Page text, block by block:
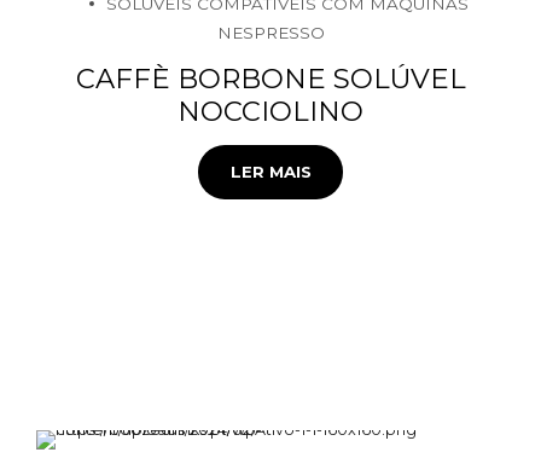
NESPRESSO
CAFFÈ BORBONE SOLÚVEL
NOCCIOLINO
LER MAIS